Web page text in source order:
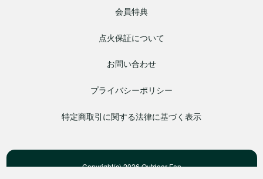
会員特典
点火保証について
お問い合わせ
プライバシーポリシー
特定商取引に関する法律に基づく表示
Copyright(c) 2026 Outdoor Fan